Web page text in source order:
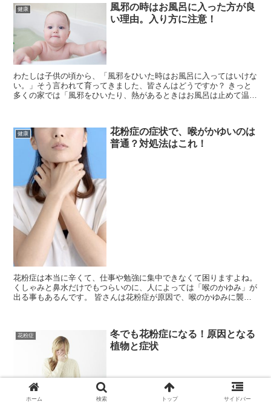
健康
風邪の時はお風呂に入った方が良
い理由。入り方に注意！
わたしは子供の頃から、「風邪をひいた時はお風呂に入ってはいけな
い。」そう言われて育ってきました、皆さんはどうですか？ きっと
多くの家では「風邪をひいたり、熱があるときはお風呂は止めて温か
健康
花粉症の症状で、喉がかゆいのは
普通？対処法はこれ！
花粉症は本当に辛くて、仕事や勉強に集中できなくて困りますよね。
くしゃみと鼻水だけでもつらいのに、人によっては「喉のかゆみ」が
出る事もあるんです。 皆さんは花粉症が原因で、喉のかゆみに襲わ
花粉症
冬でも花粉症になる！原因となる
植物と症状
冬になると鼻水が出たり、咳が出たりして 「風邪かな？」って思い
ホーム 検索 トップ サイドバー